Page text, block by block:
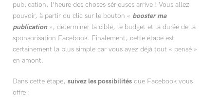
publication, l’heure des choses sérieuses arrive ! Vous allez
pouvoir, à partir du clic sur le bouton « booster ma
publication», déterminer la cible, le budget et la durée de la
sponsorisation Facebook. Finalement, cette étape est
certainement la plus simple car vous avez déjà tout « pensé »
en amont.
Dans cette étape, suivez les possibilitésque Facebook vous
offre :